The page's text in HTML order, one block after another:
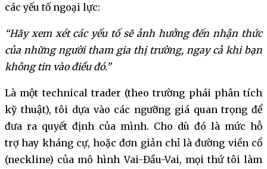
các yếu tố ngoại lực:
“Hãy xem xét các yếu tố sẽ ảnh hưởng đến nhận thức
của những người tham gia thị trường, ngay cả khi bạn
không tin vào điều đó.”
Là một technical trader (theo trường phái phân tích
kỹ thuật), tôi dựa vào các ngưỡng giá quan trọng để
đưa ra quyết định của mình. Cho dù đó là mức hỗ
trợ hay kháng cự, hoặc đơn giản chỉ là đường viền cổ
(neckline) của mô hình Vai-Đầu-Vai, mọi thứ tôi làm